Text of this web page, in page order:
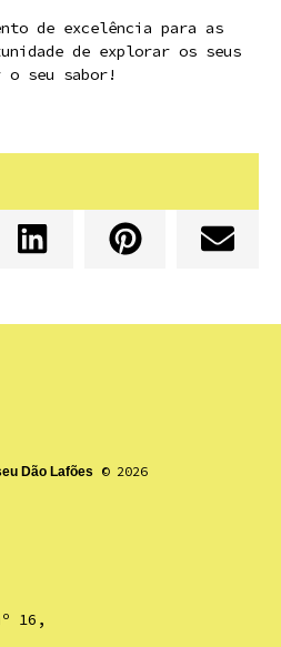
de excelência para as
de explorar os seus
seu sabor!
Dão Lafões
© 2026
16,